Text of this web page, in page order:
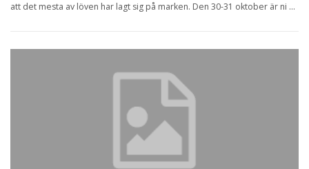
att det mesta av löven har lagt sig på marken. Den 30-31 oktober är ni …